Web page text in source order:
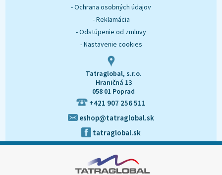
- Ochrana osobných údajov
- Reklamácia
- Odstúpenie od zmluvy
- Nastavenie cookies
Tatraglobal, s.r.o.
Hraničná 13
058 01 Poprad
+421 907 256 511
eshop@tatraglobal.sk
tatraglobal.sk